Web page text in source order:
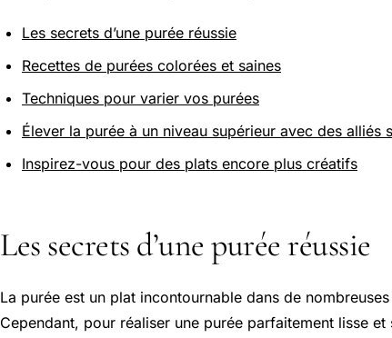
Les secrets d’une purée réussie
Recettes de purées colorées et saines
Techniques pour varier vos purées
Élever la purée à un niveau supérieur avec des alliés
Inspirez-vous pour des plats encore plus créatifs
Les secrets d’une purée réussie
La purée est un plat incontournable dans de
Cependant, pour réaliser une purée parfaitement lisse